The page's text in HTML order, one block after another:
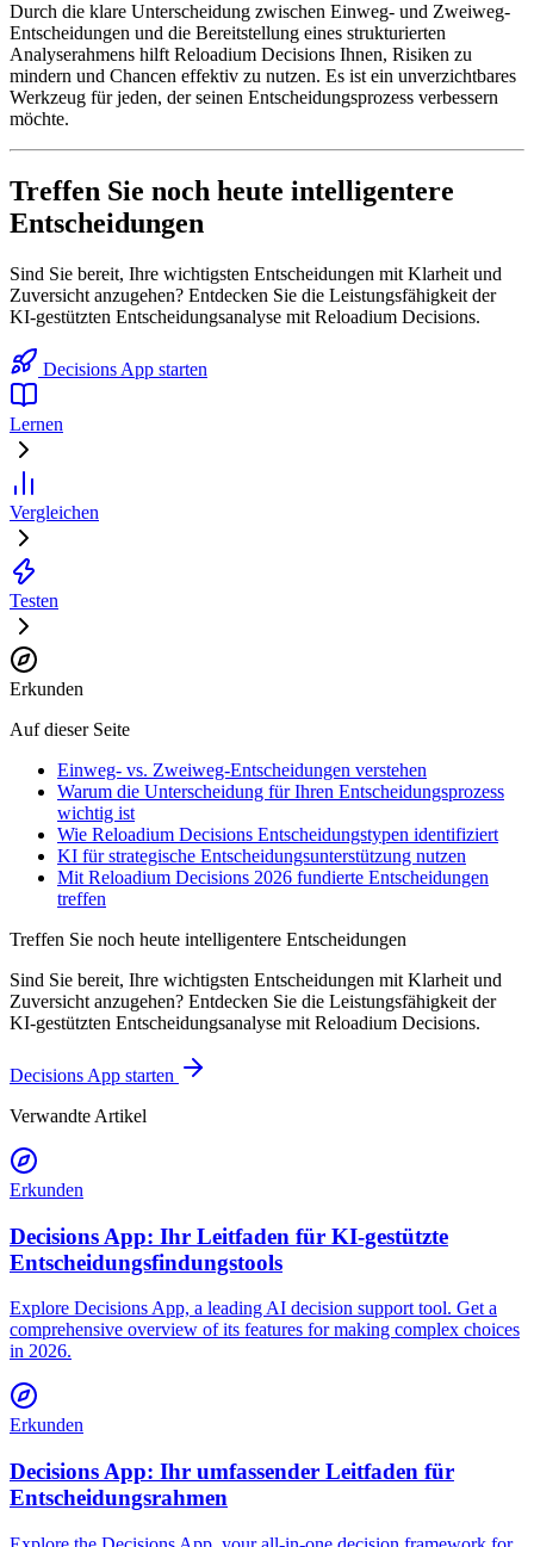
Durch die klare Unterscheidung zwischen Einweg- und Zweiweg-
Entscheidungen und die Bereitstellung eines strukturierten
Analyserahmens hilft Reloadium Decisions Ihnen, Risiken zu
mindern und Chancen effektiv zu nutzen. Es ist ein unverzichtbares
Werkzeug für jeden, der seinen Entscheidungsprozess verbessern
möchte.
Treffen Sie noch heute intelligentere
Entscheidungen
Sind Sie bereit, Ihre wichtigsten Entscheidungen mit Klarheit und
Zuversicht anzugehen? Entdecken Sie die Leistungsfähigkeit der
KI-gestützten Entscheidungsanalyse mit Reloadium Decisions.
Decisions App starten
Lernen
Vergleichen
Testen
Erkunden
Auf dieser Seite
Einweg- vs. Zweiweg-Entscheidungen verstehen
Warum die Unterscheidung für Ihren Entscheidungsprozess
wichtig ist
Wie Reloadium Decisions Entscheidungstypen identifiziert
KI für strategische Entscheidungsunterstützung nutzen
Mit Reloadium Decisions 2026 fundierte Entscheidungen
treffen
Treffen Sie noch heute intelligentere Entscheidungen
Sind Sie bereit, Ihre wichtigsten Entscheidungen mit Klarheit und
Zuversicht anzugehen? Entdecken Sie die Leistungsfähigkeit der
KI-gestützten Entscheidungsanalyse mit Reloadium Decisions.
Decisions App starten
Verwandte Artikel
Erkunden
Decisions App: Ihr Leitfaden für KI-gestützte
Entscheidungsfindungstools
Explore Decisions App, a leading AI decision support tool. Get a
comprehensive overview of its features for making complex choices
in 2026.
Erkunden
Decisions App: Ihr umfassender Leitfaden für
Entscheidungsrahmen